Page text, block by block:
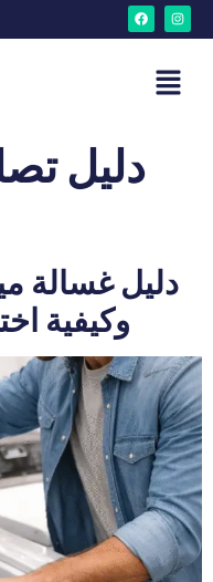
دليل
وكيفية